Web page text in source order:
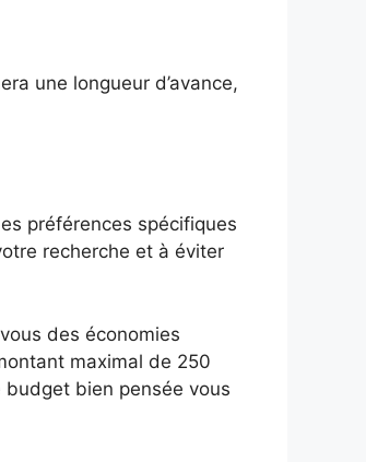
une longueur d’avance,
préférences spécifiques
recherche et à éviter
des économies
maximal de 250
budget bien pensée vous